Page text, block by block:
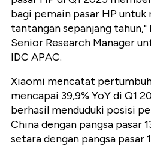
bagi pemain pasar HP untuk
tantangan sepanjang tahun,"
Senior Research Manager
IDC APAC.
Xiaomi mencatat
mencapai 39,9% YoY di Q1
berhasil menduduki posisi
China dengan pangsa pasar
setara dengan pangsa pasar